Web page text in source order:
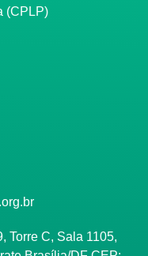
(CPLP)
Torre C, Sala 1105,